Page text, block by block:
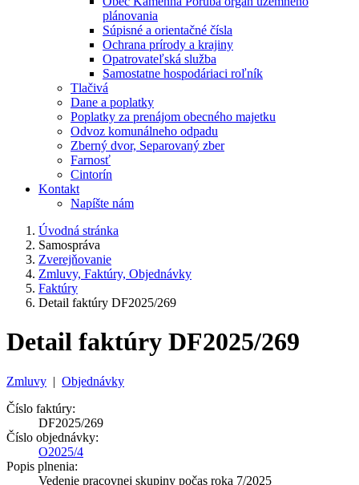
plánovania
Súpisné a orientačné čísla
Ochrana prírody a krajiny
Opatrovateľská služba
Samostatne hospodáriaci roľník
Tlačivá
Dane a poplatky
Poplatky za prenájom obecného majetku
Odvoz komunálneho odpadu
Zberný dvor, Separovaný zber
Farnosť
Cintorín
Kontakt
Napíšte nám
Úvodná stránka
Samospráva
Zverejňovanie
Zmluvy, Faktúry, Objednávky
Faktúry
Detail faktúry DF2025/269
Detail faktúry DF2025/269
Zmluvy | Objednávky
Číslo faktúry:
DF2025/269
Číslo objednávky:
O2025/4
Popis plnenia:
Vedenie pracovnej skupiny počas roka 7/2025